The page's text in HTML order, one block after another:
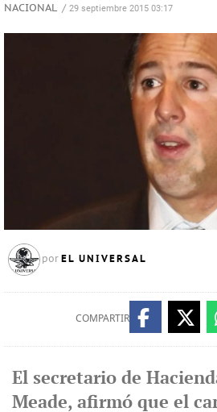
NACIONAL / 29 septiembre 2015 03:17
por EL UNIVERSAL
COMPARTIR
El secretario de
Meade, afirmó que el